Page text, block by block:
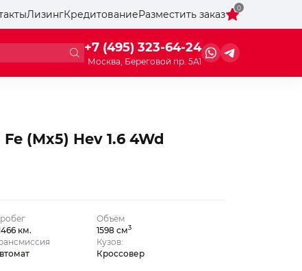
ЛизингКредитованиеРазместить заказ
0
+7 (495) 323-64-24
Москва, Береговой пр. 5А1
(Mx5) Hev 1.6 4Wd
км.
Объём
1598 см3
Кузов:
Кроссовер